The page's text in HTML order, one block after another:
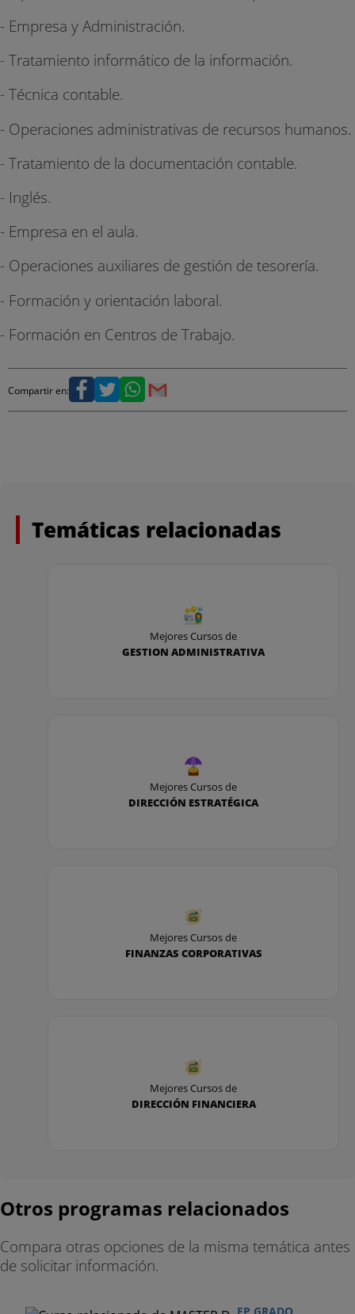
- Empresa y Administración.
- Tratamiento informático de la información.
- Técnica contable.
- Operaciones administrativas de recursos humanos.
- Tratamiento de la documentación contable.
- Inglés.
- Empresa en el aula.
- Operaciones auxiliares de gestión de tesorería.
- Formación y orientación laboral.
- Formación en Centros de Trabajo.
Compartir en:
Temáticas relacionadas
Mejores Cursos de
GESTION ADMINISTRATIVA
Mejores Cursos de
DIRECCIÓN ESTRATÉGICA
Mejores Cursos de
FINANZAS CORPORATIVAS
Mejores Cursos de
DIRECCIÓN FINANCIERA
Otros programas relacionados
Compara otras opciones de la misma temática antes
de solicitar información.